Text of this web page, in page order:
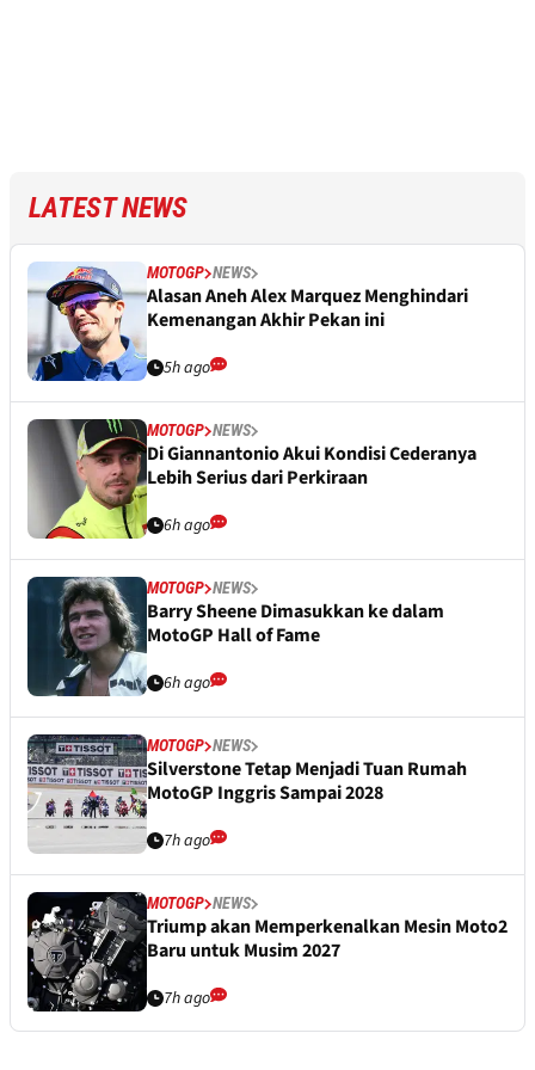
LATEST NEWS
MOTOGP NEWS
Alasan Aneh Alex Marquez Menghindari
Kemenangan Akhir Pekan ini
5h ago
MOTOGP NEWS
Di Giannantonio Akui Kondisi Cederanya
Lebih Serius dari Perkiraan
6h ago
MOTOGP NEWS
Barry Sheene Dimasukkan ke dalam
MotoGP Hall of Fame
6h ago
MOTOGP NEWS
Silverstone Tetap Menjadi Tuan Rumah
MotoGP Inggris Sampai 2028
7h ago
MOTOGP NEWS
Triump akan Memperkenalkan Mesin Moto2
Baru untuk Musim 2027
7h ago